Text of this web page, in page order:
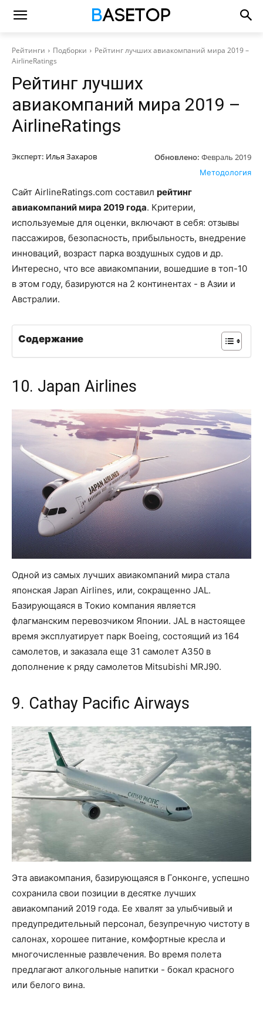
Рейтинги Подборки
Рейтинг лучших авиакомпаний мира 2019 –
AirlineRatings
Рейтинг лучших
авиакомпаний мира 2019 –
AirlineRatings
Эксперт: Илья Захаров Обновлено: Февраль 2019
Методология
Сайт AirlineRatings.com составил рейтинг
авиакомпаний мира 2019 года. Критерии,
используемые для оценки, включают в себя: отзывы
пассажиров, безопасность, прибыльность, внедрение
инноваций, возраст парка воздушных судов и др.
Интересно, что все авиакомпании, вошедшие в топ-10
в этом году, базируются на 2 континентах - в Азии и
Австралии.
Содержание
10. Japan Airlines
Одной из самых лучших авиакомпаний мира стала
японская Japan Airlines, или, сокращенно JAL.
Базирующаяся в Токио компания является
флагманским перевозчиком Японии. JAL в настоящее
время эксплуатирует парк Boeing, состоящий из 164
самолетов, и заказала еще 31 самолет A350 в
дополнение к ряду самолетов Mitsubishi MRJ90.
9. Cathay Pacific Airways
Эта авиакомпания, базирующаяся в Гонконге, успешно
сохранила свои позиции в десятке лучших
авиакомпаний 2019 года. Ее хвалят за улыбчивый и
предупредительный персонал, безупречную чистоту в
салонах, хорошее питание, комфортные кресла и
многочисленные развлечения. Во время полета
предлагают алкогольные напитки - бокал красного
или белого вина.